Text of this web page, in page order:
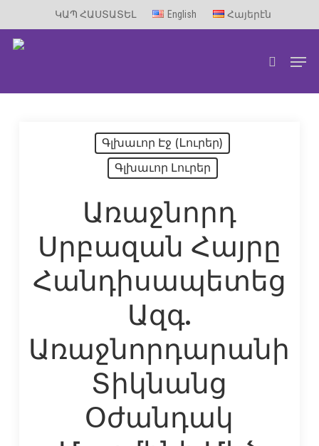
ԿԱՊ ՀԱՍՏԱՏԵԼ English Հայերէն
search
Գլխաւոր Էջ (Lուրեր)
Գլխաւոր Լուրեր
Առաջնորդ
Սրբազան Հայրը
Հանդիսապետեց
Ազգ.
Առաջնորդարանի
Տիկնանց
Օժանդակ